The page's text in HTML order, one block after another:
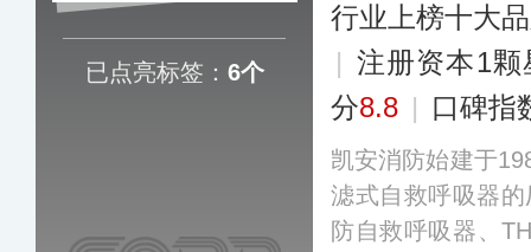
已点亮标签： 6个
行业上榜十大
| 注册资本1颗
分8.8 | 口碑指
凯安消防始建于
滤式自救呼吸器
防自救呼吸器、